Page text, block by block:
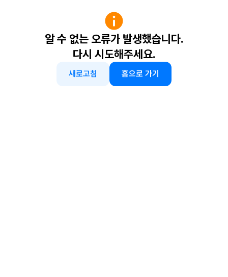
알 수 없는 오류가 발생했습니다.
다시 시도해주세요.
새로고침 홈으로 가기